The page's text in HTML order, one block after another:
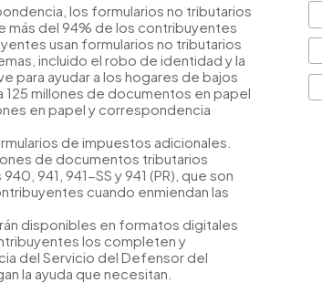
los formularios no tributarios
más del 94% de los contribuyentes
usan formularios no tributarios
incluido el robo de identidad y la
para ayudar a los hogares de bajos
millones de documentos en papel
en papel y correspondencia
de impuestos adicionales.
de documentos tributarios
941, 941-SS y 941 (PR), que son
cuando enmiendan las
disponibles en formatos digitales
los completen y
del Servicio del Defensor del
la ayuda que necesitan.